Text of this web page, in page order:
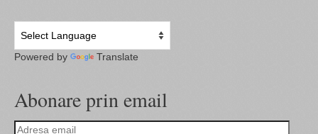
Powered by Translate
Abonare prin email
Adresa